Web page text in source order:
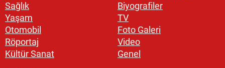
Sağlık
Yaşam
Otomobil
Röportaj
Kültür Sanat
Biyografiler
TV
Foto Galeri
Video
Genel